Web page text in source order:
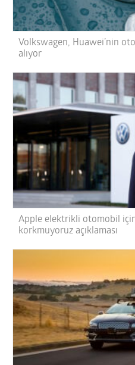
Volkswagen, Huawei’nin
alıyor
Apple elektrikli otomobil için
korkmuyoruz açıklaması